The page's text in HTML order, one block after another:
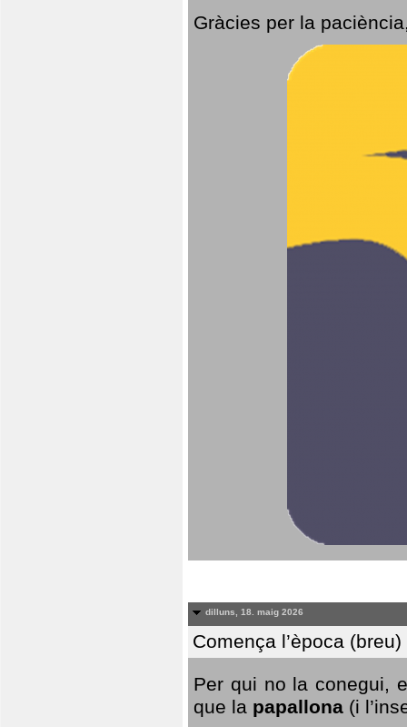
Gràcies per la
dilluns, 18. maig 2026
Comença l’època
Per qui no la conegui,
que la papallona (i